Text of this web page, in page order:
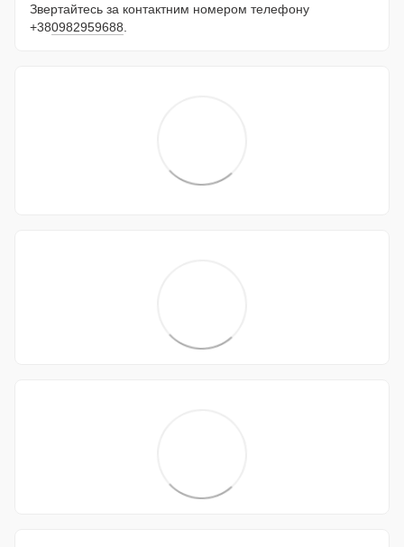
Звертайтесь за контактним номером телефону
+380982959688